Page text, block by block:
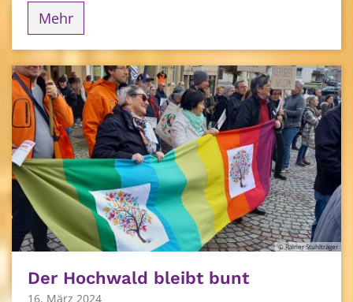
Mehr
© Rainer Stuhlträger
Der Hochwald bleibt bunt
16. März 2024